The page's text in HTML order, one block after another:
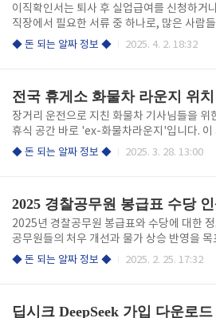
래에서 간편하게 무료 발급하세요! 등본 발
기 발급 절차 1. 정부24 접속: 정부 24 바로
인 화면에서 “주민등록등본 발급” 검색 또는 “
스” 메뉴 선택3. 로그인: 간편인증 또는 공동
이직확인서는 퇴사 후 실업급여를 신청하거
직장에서 필요한 서류 중 하나로, 많은 사람
헷갈려 하는 경우가 많습니다. 이직확인서 조
고용보험 홈페이지를 이용하는 것입니다: 고
페이지 접속: 개인서비스 메뉴 클릭.로그인:
(구 공인인증서) 또는 간편 인증을 통해 로그
인서 조회: 실업급여 메뉴에서 ‘이직확인서 처
부’를 선택하여 발급 상태 확인.작은 실수가
서 ..
◆ 돈 되는 알짜 정보 ◆ 2025. 4. 2. 18:32
장거리 운전으로 지친 화물차 기사님들을 위
휴식 공간 바로 'ex-화물차라운지'입니다. 이
물차 운전자들의 안전과 편의를 위해 한국도
방법은 간단합니다. 한국도로공사 홈페이지나
앱을 통해 쉽게 확인할 수 있습니다. 1. 한국
홈페이지 이용 ✅ 홈페이지 접속:
속합니다. ✅ 검색 기능 사용: "휴게소/주유소
서 "ex-화물차라운지"를 선택하고, 노선명이
◆ 돈 되는 알짜 정보 ◆ 2025. 3. 28. 13:00
2025 경찰공무원 봉급표 수당
2025년 경찰공무원 봉급표와 수당에 대한
공무원들의 처우 개선과 물가 상승 반영을 목
여러 가지 변화가 있었습니다. 기본급은 3%
기 경찰공무원 봉급표 2025 인상 배경 기
◆ 돈 되는 알짜 정보 ◆ 2025. 2. 25. 17:32
딥시크 DeepSeek 가입 다운로드